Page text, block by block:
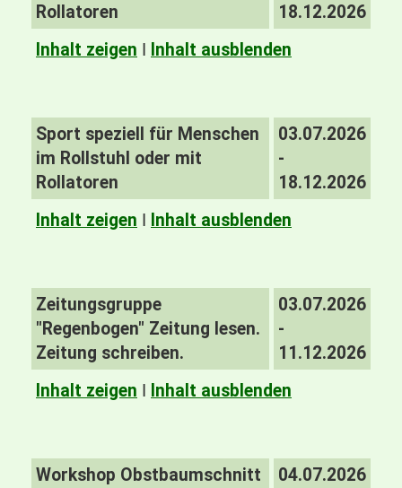
Rollatoren
18.12.2026
Inhalt zeigen I Inhalt ausblenden
Sport speziell für Menschen
im Rollstuhl oder mit
Rollatoren
03.07.2026
-
18.12.2026
Inhalt zeigen I Inhalt ausblenden
Zeitungsgruppe
"Regenbogen" Zeitung lesen.
Zeitung schreiben.
03.07.2026
-
11.12.2026
Inhalt zeigen I Inhalt ausblenden
Workshop Obstbaumschnitt
04.07.2026